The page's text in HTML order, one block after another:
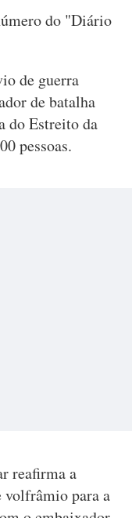
do "Diário
de guerra
de batalha
do Estreito da
pessoas.
reafirma a
volfrâmio para a